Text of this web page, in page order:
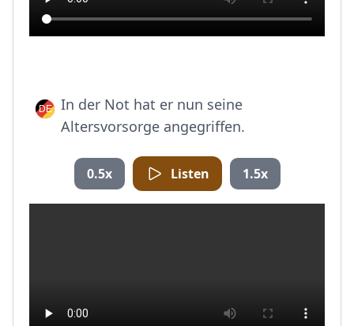
In der Not hat er nun seine
Altersvorsorge angegriffen.
0.5x Listen 1.5x